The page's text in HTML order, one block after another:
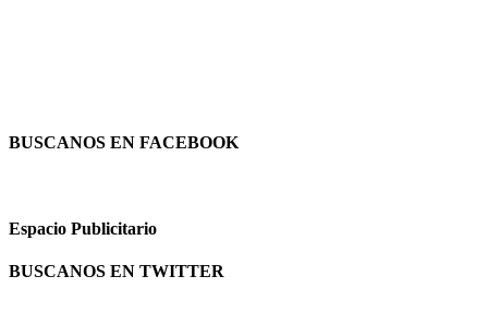
BUSCANOS EN FACEBOOK
Espacio Publicitario
BUSCANOS EN TWITTER